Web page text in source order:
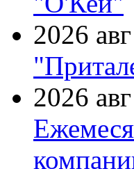
2026
2026